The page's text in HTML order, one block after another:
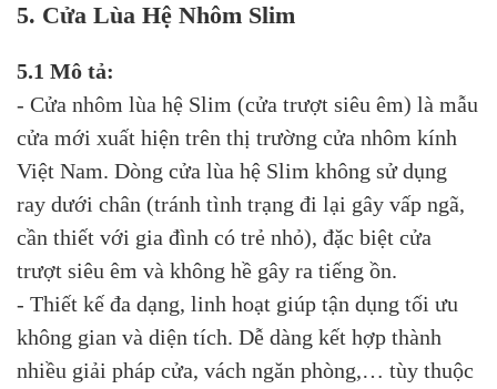
5. Cửa Lùa Hệ Nhôm Slim
5.1 Mô tả:
- Cửa nhôm lùa hệ Slim (cửa trượt siêu êm) là mẫu
cửa mới xuất hiện trên thị trường cửa nhôm kính
Việt Nam. Dòng cửa lùa hệ Slim không sử dụng
ray dưới chân (tránh tình trạng đi lại gây vấp ngã,
cần thiết với gia đình có trẻ nhỏ), đặc biệt cửa
trượt siêu êm và không hề gây ra tiếng ồn.
- Thiết kế đa dạng, linh hoạt giúp tận dụng tối ưu
không gian và diện tích. Dễ dàng kết hợp thành
nhiều giải pháp cửa, vách ngăn phòng,… tùy thuộc